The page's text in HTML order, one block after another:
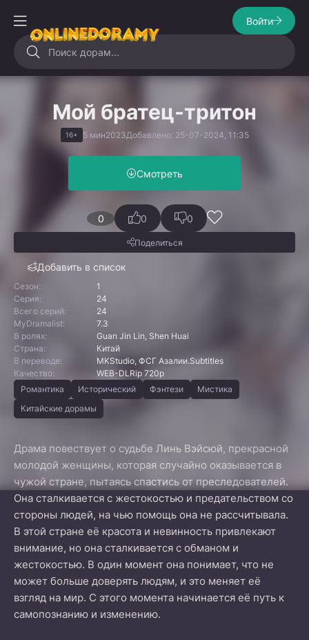
Войти
Мой братец-тритон
16+ 5 мин2023Добавлено: 25-07-2024, 11:35
Смотреть
0
Добавить в список
0 0
Поделиться
Сезон:
1
Серия:
24
Всего серий:
24
MyDramalist:
7.3
В ролях:
Guan Jin Lin, Shen Huai
Страна:
Китай
В переводе:
MKStudio, ФСГ Азалии.Subtitles
Качество:
WEB-DLRip 720p
Романтика
Исторический Фэнтези
Мистика
Китайские дорамы
Драма повествует о судьбе Линь Вэйсюй, прекрасной
молодой женщины, которая случайно оказывается в
чужой стране, пытаясь спастись от преследователей.
Она сталкивается с жестокостью и предательством со
стороны людей, на чью помощь она не рассчитывала.
В этой стране её красота и невинность привлекают
внимание, но она сталкивается с обманом и
жестокостью. В один момент она понимает, что не
может больше доверять людям, и это меняет её
взгляд на мир. С этого момента начинается её путь к
самопознанию и изменению.